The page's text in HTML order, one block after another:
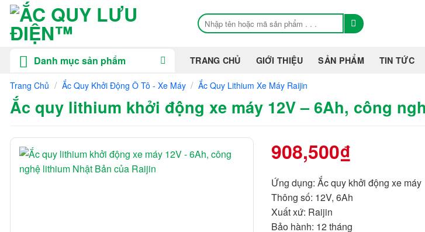
Bỏ
nội
Tìm
kiếm:
Danh mục sản phẩm TRANG CHỦ GIỚI THIỆU SẢN PHẨM TIN TỨC
Trang Chủ / Ắc Quy Khởi Động Ô Tô - Xe Máy / Ắc Quy Lithium Xe Máy Raijin
Ắc quy lithium khởi động xe máy 12V – 6Ah, công
908,500₫
Ứng dụng: Ắc quy khởi động xe máy
Thông số: 12V, 6Ah
Xuất xứ: Raijin
Bảo hành: 12 tháng